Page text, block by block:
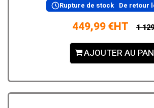
Rupture de stock De retour
449,99 €HT 1
AJOUTER AU